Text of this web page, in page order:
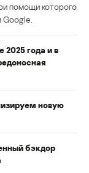
помощи которого
2025 года и в
новую
бэкдор